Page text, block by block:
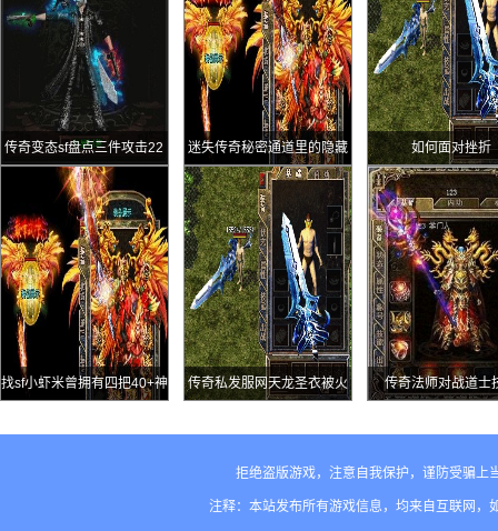
传奇变态sf盘点三件攻击22
的装备第三件曾是顶级神装
迷失传奇秘密通道里的隐藏
地图封魔殿
如何面对挫折
找sf小虾米曾拥有四把40+神 传奇私发服网天龙圣衣被火 传奇法师对战道士
拒绝盗版游戏，注意自我保护，谨防受骗上
注释：本站发布所有游戏信息，均来自互联网